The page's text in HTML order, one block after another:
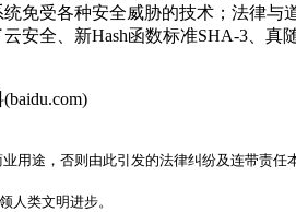
免受各种安全威胁的技术；法律
安全、新Hash函数标准SHA-3、
用途，否则由此引发的法律纠纷及连带责
人类文明进步。